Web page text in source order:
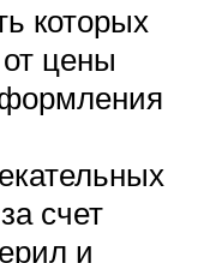
которых
цены
счет
и